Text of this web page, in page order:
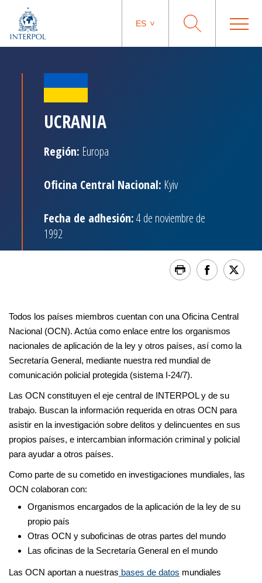
ES
UCRANIA
Región: Europa
Oficina Central Nacional: Kyiv
Fecha de adhesión:4 de noviembre de
1992
Todos los países miembros cuentan con una Oficina Central
Nacional (OCN). Actúa como enlace entre los organismos
nacionales de aplicación de la ley y otros países, así como la
Secretaría General, mediante nuestra red mundial de
comunicación policial protegida (sistema I-24/7).
Las OCN constituyen el eje central de INTERPOL y de su
trabajo. Buscan la información requerida en otras OCN para
asistir en la investigación sobre delitos y delincuentes en sus
propios países, e intercambian información criminal y policial
para ayudar a otros países.
Como parte de su cometido en investigaciones mundiales, las
OCN colaboran con:
Organismos encargados de la aplicación de la ley de su
propio país
Otras OCN y suboficinas de otras partes del mundo
Las oficinas de la Secretaría General en el mundo
Las OCN aportan a nuestras bases de datos mundiales